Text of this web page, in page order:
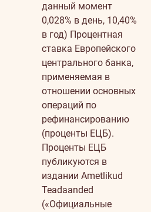
данный момент
0,028% в день, 10,40%
в год) Процентная
ставка Европейского
центрального банка,
применяемая в
отношении основных
операций по
рефинансированию
(проценты ЕЦБ).
Проценты ЕЦБ
публикуются в
издании Ametlikud
Teadaanded
(«Официальные